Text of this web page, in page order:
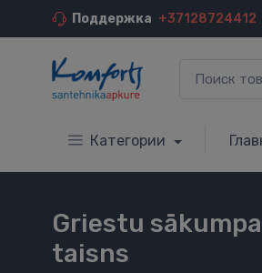
Поддержка +37128724412
Категории
Griestu
taisns